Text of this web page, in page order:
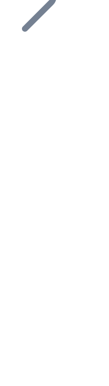
ecosistema.
e
al nostro servizio di